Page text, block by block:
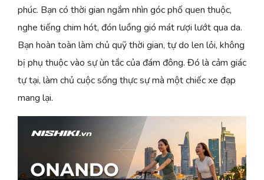
phúc. Bạn có thời gian ngắm nhìn góc phố quen thuộc,
nghe tiếng chim hót, đón luồng gió mát rượi lướt qua da.
Bạn hoàn toàn làm chủ quỹ thời gian, tự do len lỏi, không
bị phụ thuộc vào sự ùn tắc của đám đông. Đó là cảm giác
tự tại, làm chủ cuộc sống thực sự mà một chiếc xe đạp
mang lại.